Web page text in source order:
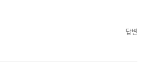
답변